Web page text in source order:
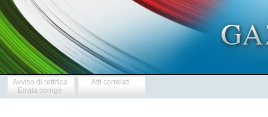
Avviso di rettifica
Errata corrige
Atti correlati